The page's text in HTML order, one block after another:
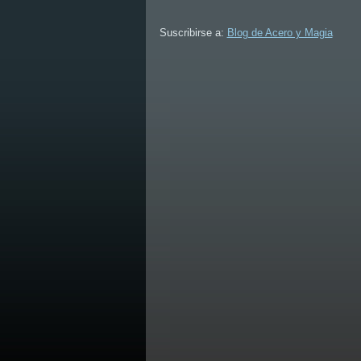
Suscribirse a: Blog de Acero y Magia